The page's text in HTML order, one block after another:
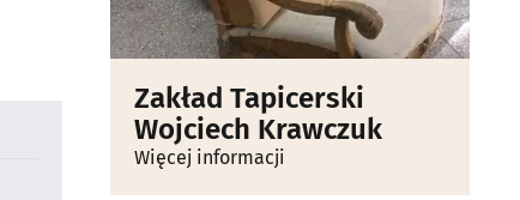
Zakład Tapicerski
Wojciech Krawczuk
Więcej informacji